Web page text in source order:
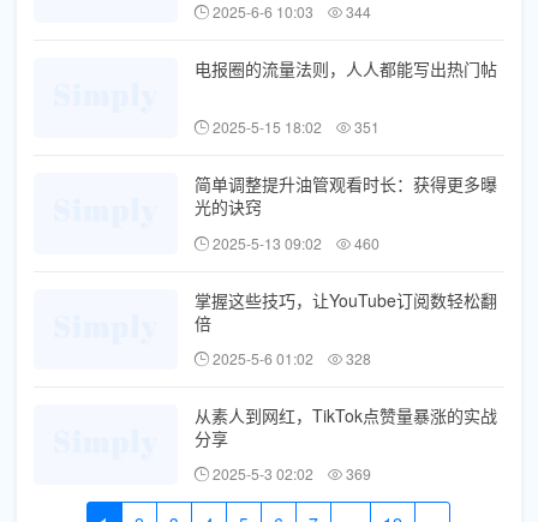
2025-6-6 10:03 344
电报圈的流量法则，人人都能写出热门帖
2025-5-15 18:02 351
简单调整提升油管观看时长：获得更多曝
光的诀窍
2025-5-13 09:02 460
掌握这些技巧，让YouTube订阅数轻松翻
倍
2025-5-6 01:02 328
从素人到网红，TikTok点赞量暴涨的实战
分享
2025-5-3 02:02 369